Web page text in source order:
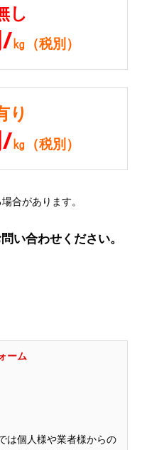
し
/㎏（税別）
り
/㎏（税別）
合があります。
い合わせください。
ーム
は個人様や業者様からの